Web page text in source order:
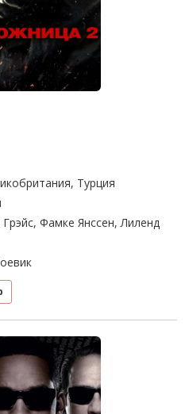
Турция
Фамке Янссен, Лиленд